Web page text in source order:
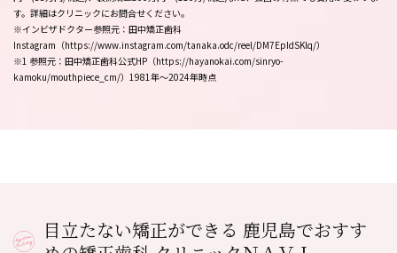
す。詳細はクリニックにお問合せください。
※インビザドクター参照元：田中矯正歯科
Instagram（https://www.instagram.com/tanaka.odc/reel/DM7EpIdSKlq/）
※1 参照元：田中矯正歯科公式HP（https://hayanokai.com/sinryo-
kamoku/mouthpiece_cm/）1981年～2024年時点
目立たない矯正ができる 鹿児島でおすす